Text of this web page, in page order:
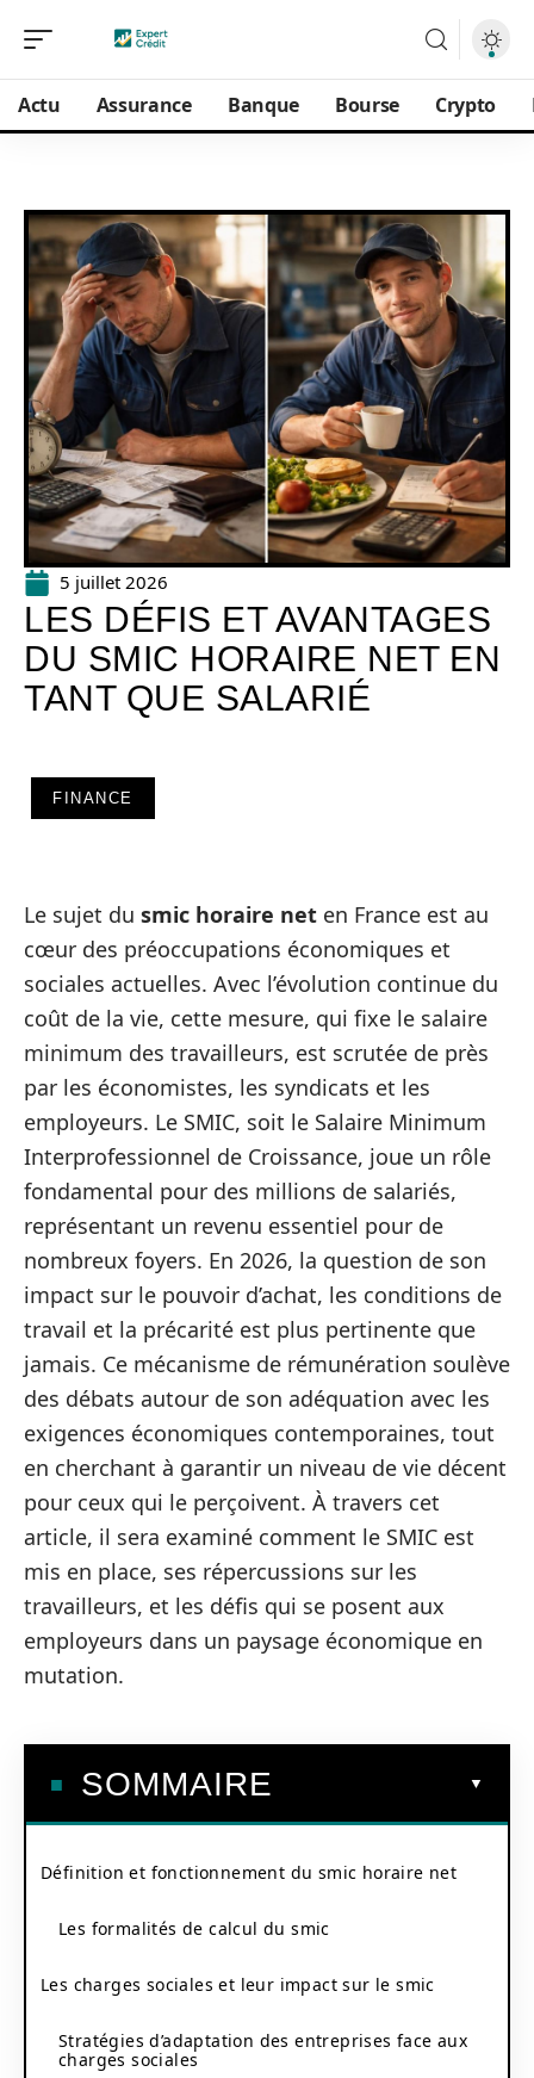
Actu Assurance Banque Bourse Crypto
5 juillet 2026
LES DÉFIS ET AVANTAGES
DU SMIC HORAIRE NET EN
TANT QUE SALARIÉ
FINANCE
Le sujet du smic horaire net en France est au
cœur des préoccupations économiques et
sociales actuelles. Avec l’évolution continue du
coût de la vie, cette mesure, qui fixe le salaire
minimum des travailleurs, est scrutée de près
par les économistes, les syndicats et les
employeurs. Le SMIC, soit le Salaire Minimum
Interprofessionnel de Croissance, joue un rôle
fondamental pour des millions de salariés,
représentant un revenu essentiel pour de
nombreux foyers. En 2026, la question de son
impact sur le pouvoir d’achat, les conditions de
travail et la précarité est plus pertinente que
jamais. Ce mécanisme de rémunération soulève
des débats autour de son adéquation avec les
exigences économiques contemporaines, tout
en cherchant à garantir un niveau de vie décent
pour ceux qui le perçoivent. À travers cet
article, il sera examiné comment le SMIC est
mis en place, ses répercussions sur les
travailleurs, et les défis qui se posent aux
employeurs dans un paysage économique en
mutation.
SOMMAIRE
Définition et fonctionnement du smic horaire net
Les formalités de calcul du smic
Les charges sociales et leur impact sur le smic
Stratégies d’adaptation des entreprises face aux
charges sociales